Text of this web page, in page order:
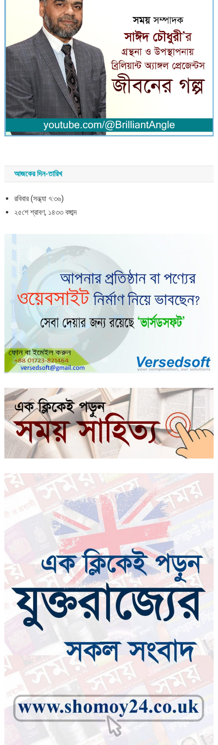
আজকের দিন-তারিখ
রবিবার (সন্ধ্যা ৭:৩৬)
২৫শে শ্রাবণ, ১৪৩৩ বঙ্গাব্দ